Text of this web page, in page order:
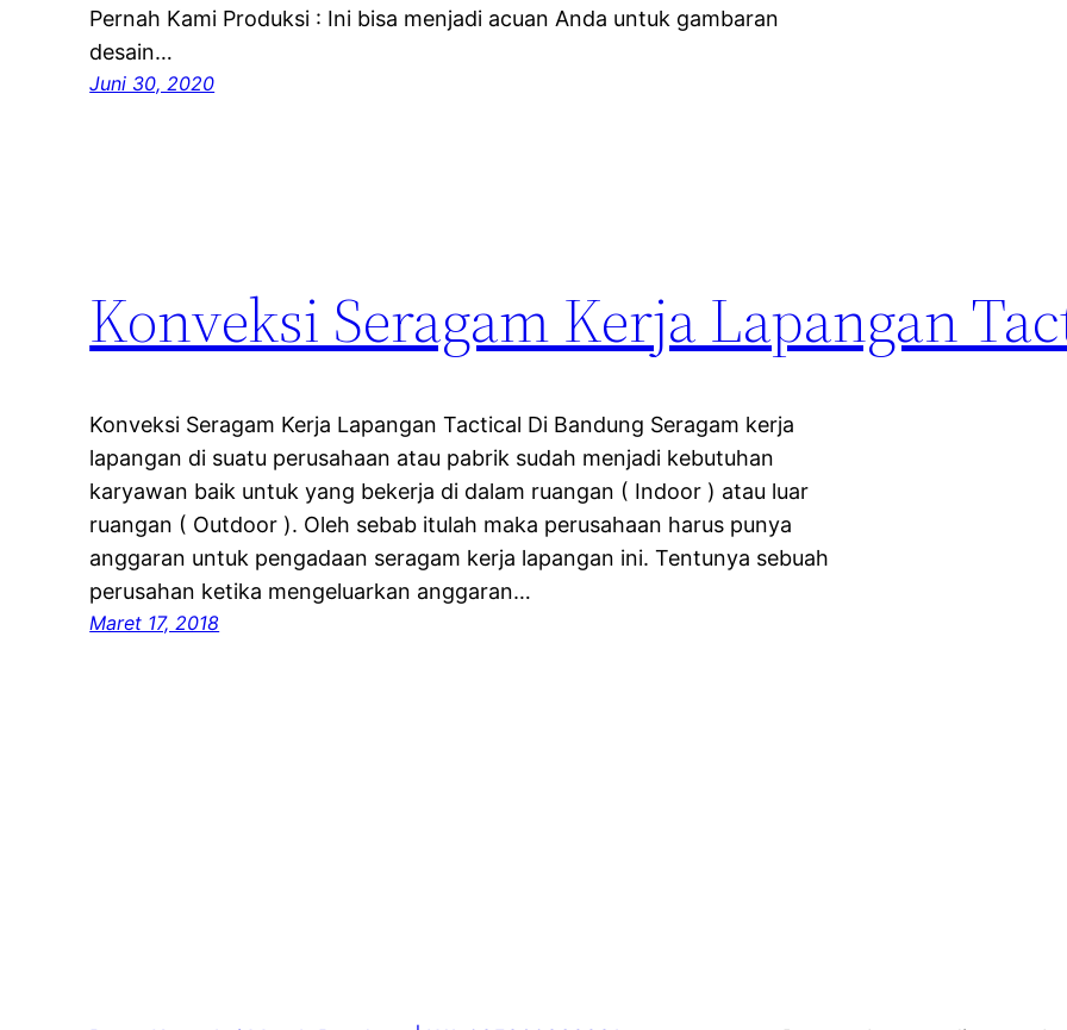
Pernah Kami Produksi : Ini bisa menjadi acuan Anda untuk gambaran
desain…
Juni 30, 2020
Konveksi Seragam Kerja Lapangan
Konveksi Seragam Kerja Lapangan Tactical Di Bandung Seragam kerja
lapangan di suatu perusahaan atau pabrik sudah menjadi kebutuhan
karyawan baik untuk yang bekerja di dalam ruangan ( Indoor ) atau luar
ruangan ( Outdoor ). Oleh sebab itulah maka perusahaan harus punya
anggaran untuk pengadaan seragam kerja lapangan ini. Tentunya sebuah
perusahan ketika mengeluarkan anggaran…
Maret 17, 2018